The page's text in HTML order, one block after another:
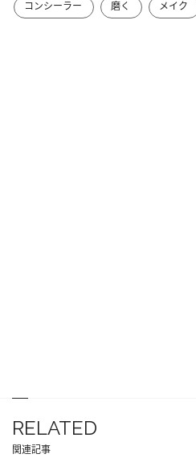
コンシーラー
磨く メイク
RELATED
関連記事